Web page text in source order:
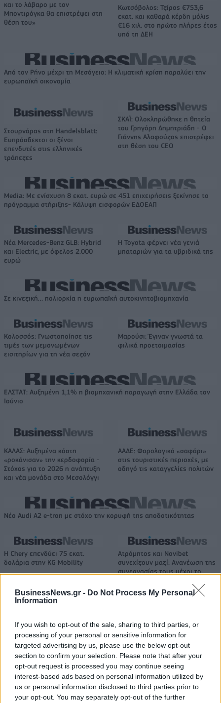
BusinessNews.gr - Do Not Process My Personal
Information
If you wish to opt-out of the sale, sharing to third parties, or
processing of your personal or sensitive information for
targeted advertising by us, please use the below opt-out
section to confirm your selection. Please note that after your
opt-out request is processed you may continue seeing
interest-based ads based on personal information utilized by
us or personal information disclosed to third parties prior to
your opt-out. You may separately opt-out of the further
και το λάβαρο με τον
Μποντιρόγκα θα επιστρέψει στη
θέση του»
Κωτσόβολος: Τζίρος €753,6
εκατ. και καθαρά κέρδη μόλις
€16 χιλ. στο πρώτο πλήρες έτος
υπό τη ΔΕΗ
Από τον Ρήνο μέχρι τη Μεσόγειο: Η κλιματική κρίση παραλύει την
ευρωπαϊκή οικονομία
Στουρνάρας στη Handelsblatt:
Ευπρόσδεκτοι οι ξένοι
επενδυτές στις ελληνικές
τράπεζες
ΣΚΑΪ: Ολοκληρώθηκε η θητεία
του Γρηγόρη Δημητριάδη - Ο
Γιάννης Αλαφούζος επιστρέφει
στη θέση του CEO
Media: Με ενίσχυση 8 εκατ. ευρώ σε 451 επιχειρήσεις ξεκίνησε το
πρόγραμμα στήριξης- Κάλυψη εισφορών ΕΔΟΕΑΠ
Νέα Mercedes-Benz GLB: Hybrid
και Electric, με όφελος 2.000
ευρώ
Η Toyota φέρνει νέα γενιά
μπαταριών για τα υβριδικά της
Σε κινεζική… πολιορκία η ευρωπαϊκή αυτοκινητοβιομηχανία
Κολοσσός: Γνωστοποίησε τις
τιμές των μεμονωμένων
εισιτηρίων για τη νέα σεζόν
Μαρούσι: Έγιναν γνωστά τα
φιλικά προετοιμασίας
ΕΛΣΤΑΤ: Αυξημένη 1,1% η βιομηχανική παραγωγή στην Ελλάδα τον
Ιούνιο
ΚΑΛΑΣ: Αυξημένα κόστη
«ροκάνισαν» την κερδοφορία -
Στόχος για το 2026 η ανάπτυξη
και νέα μονάδα στο Μεσολόγγι
ΑΑΔΕ: Φορολογικό «σαφάρι»
στις τουριστικές περιοχές, με
οδηγό τις καταγγελίες πολιτών
Νέο Audi A2 e-tron με στόχο την κορυφή της αποδοτικότητας
Η Chery επενδύει 75 εκατ.
δολάρια στην KG Mobility
Ατρόμητος και Novibet
συνεχίζουν μαζί: Ανανέωση της
συνεργασίας τους μέχρι το
FTSE4Good
Alpha Bank: Για πρώτη φορά το Αρχαίο Θέατρο Επιδαύρου άνοιξε τις
πύλες του σε όλους